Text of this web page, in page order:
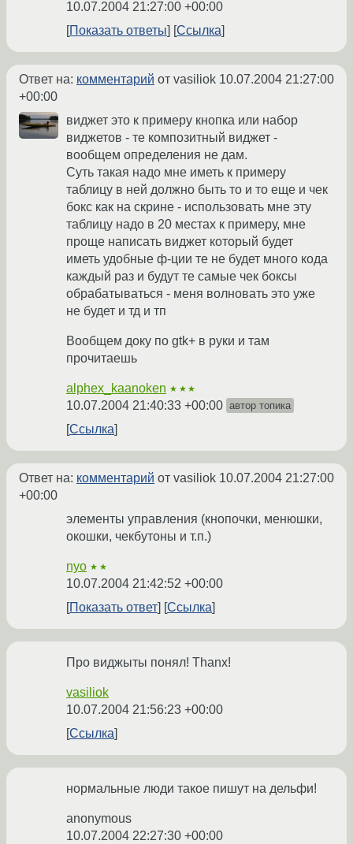
10.07.2004 21:27:00 +00:00
Показать ответы
Ссылка
Ответ на: комментарий от vasiliok 10.07.2004 21:27:00
+00:00
виджет это к примеру кнопка или набор
виджетов - те композитный виджет -
вообщем определения не дам.
Суть такая надо мне иметь к примеру
таблицу в ней должно быть то и то еще и чек
бокс как на скрине - использовать мне эту
таблицу надо в 20 местах к примеру, мне
проще написать виджет который будет
иметь удобные ф-ции те не будет много кода
каждый раз и будут те самые чек боксы
обрабатываться - меня волновать это уже
не будет и тд и тп
Вообщем доку по gtk+ в руки и там
прочитаешь
alphex_kaanoken ★★★
10.07.2004 21:40:33 +00:00 автор топика
Ссылка
Ответ на: комментарий от vasiliok 10.07.2004 21:27:00
+00:00
элементы управления (кнопочки, менюшки,
окошки, чекбутоны и т.п.)
nyo ★★
10.07.2004 21:42:52 +00:00
Показать ответ
Ссылка
Про виджыты понял! Thanx!
vasiliok
10.07.2004 21:56:23 +00:00
Ссылка
нормальные люди такое пишут на дельфи!
anonymous
10.07.2004 22:27:30 +00:00